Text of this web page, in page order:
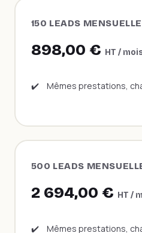
150 LEADS MENSUELLE
898,00 € HT /
✔️ Mêmes prestations,
500 LEADS
2 694,00 € HT /
✔️ Mêmes prestations,